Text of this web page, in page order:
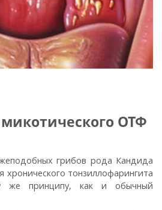
ОТФ
грибов рода Кандида
хронического тонзиллофарингита
же принципу, как и обычный